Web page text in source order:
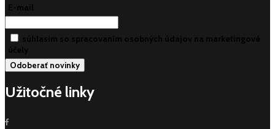
E-mail
súhlasim so spracovaním osobných údajov na marketingové
účely
Užitočné linky